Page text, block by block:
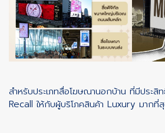
สำหรับประเภทสื่อโฆษณานอกบ้าน ที่มีประสิ
Recall ให้กับผู้บริโภคสินค้า Luxury มากที่